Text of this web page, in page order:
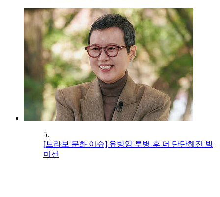
5.
[브라보 문화 이슈] 유방암 투병 후 더 단단해진 박
미선